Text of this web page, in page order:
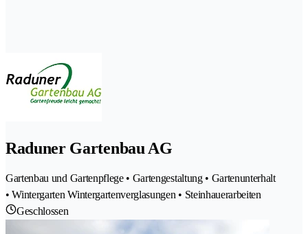
Raduner Gartenbau AG
Gartenbau und Gartenpflege • Gartengestaltung • Gartenunterhalt
• Wintergarten Wintergartenverglasungen • Steinhauerarbeiten
Geschlossen